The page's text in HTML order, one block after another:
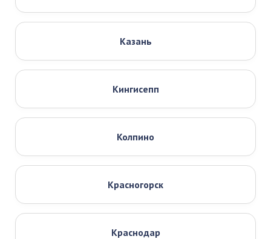
Казань
Кингисепп
Колпино
Красногорск
Краснодар